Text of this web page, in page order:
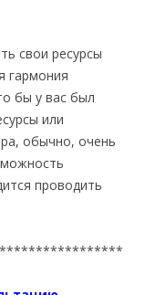
свои ресурсы
гармония
бы у вас был
или
обычно, очень
проводить